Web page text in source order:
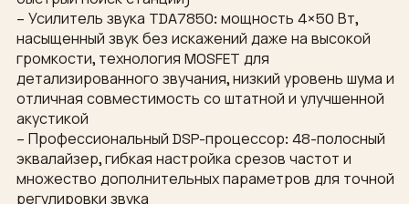
– Усилитель звука TDA7850: мощность 4×50 Вт,
насыщенный звук без искажений даже на высокой
громкости, технология MOSFET для
детализированного звучания, низкий уровень шума и
отличная совместимость со штатной и улучшенной
акустикой
– Профессиональный DSP-процессор: 48-полосный
эквалайзер, гибкая настройка срезов частот и
множество дополнительных параметров для точной
регулировки звука